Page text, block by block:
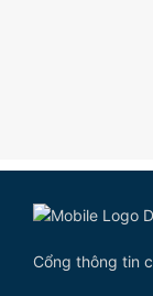
Cổng thông tin